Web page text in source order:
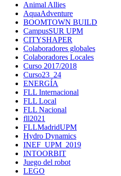
Animal Allies
AquaAdventure
BOOMTOWN BUILD
CampusSUR UPM
CITYSHAPER
Colaboradores globales
Colaboradores Locales
Curso 2017/2018
Curso23_24
ENERGÍA
FLL Internacional
FLL Local
FLL Nacional
fll2021
FLLMadridUPM
Hydro Dynamics
INEF_UPM_2019
INTOORBIT
Juego del robot
LEGO